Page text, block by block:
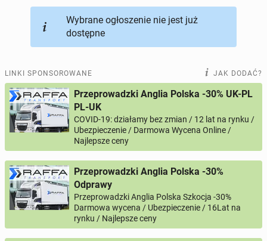
Wybrane ogłoszenie nie jest już
dostępne
LINKI SPONSOROWANE JAK DODAĆ?
Przeprowadzki Anglia Polska -30% UK-PL
PL-UK
COVID-19: działamy bez zmian / 12 lat na rynku /
Ubezpieczenie / Darmowa Wycena Online /
Najlepsze ceny
Przeprowadzki Anglia Polska -30%
Odprawy
Przeprowadzki Anglia Polska Szkocja -30%
Darmowa wycena / Ubezpieczenie / 16Lat na
rynku / Najlepsze ceny